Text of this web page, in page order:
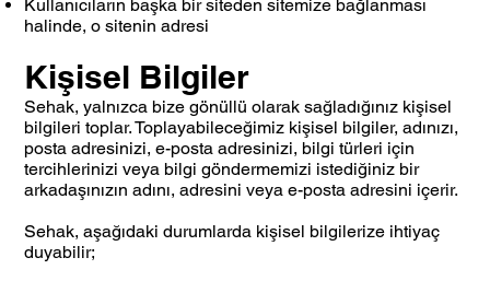
Kullanıcıların başka bir siteden sitemize bağlanması
halinde, o sitenin adresi
Kişisel Bilgiler
Sehak, yalnızca bize gönüllü olarak sağladığınız kişisel
bilgileri toplar. Toplayabileceğimiz kişisel bilgiler, adınızı,
posta adresinizi, e-posta adresinizi, bilgi türleri için
tercihlerinizi veya bilgi göndermemizi istediğiniz bir
arkadaşınızın adını, adresini veya e-posta adresini içerir.
Sehak, aşağıdaki durumlarda kişisel bilgilerize ihtiyaç
duyabilir;